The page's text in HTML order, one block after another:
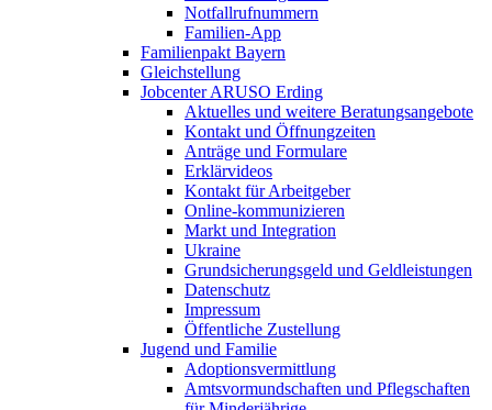
Notfallrufnummern
Familien-App
Familienpakt Bayern
Gleichstellung
Jobcenter ARUSO Erding
Aktuelles und weitere Beratungsangebote
Kontakt und Öffnungzeiten
Anträge und Formulare
Erklärvideos
Kontakt für Arbeitgeber
Online-kommunizieren
Markt und Integration
Ukraine
Grundsicherungsgeld und Geldleistungen
Datenschutz
Impressum
Öffentliche Zustellung
Jugend und Familie
Adoptionsvermittlung
Amtsvormundschaften und Pflegschaften